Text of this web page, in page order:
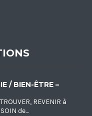
/ BIEN-ÊTRE –
REVENIR à
de…